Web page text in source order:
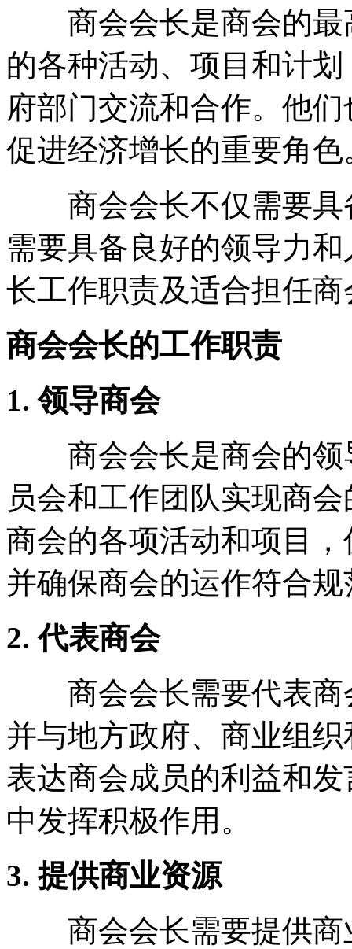
商会会长是商会的最
的各种活动、项目和计
府部门交流和合作。他
促进经济增长的重要角色
商会会长不仅需要具
需要具备良好的领导力
长工作职责及适合担任
商会会长的工作职责
1. 领导商会
商会会长是商会的领
员会和工作团队实现商
商会的各项活动和项目
并确保商会的运作符合
2. 代表商会
商会会长需要代表商
并与地方政府、商业组
表达商会成员的利益和
中发挥积极作用。
3. 提供商业资源
商会会长需要提供商